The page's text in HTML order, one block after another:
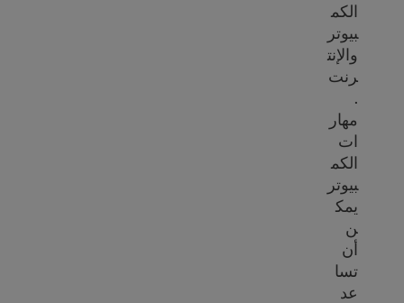
الكم
بيوتر
والإنت
رنت
.
مهار
ات
الكم
بيوتر
يمك
ن
أن
تسا
عد